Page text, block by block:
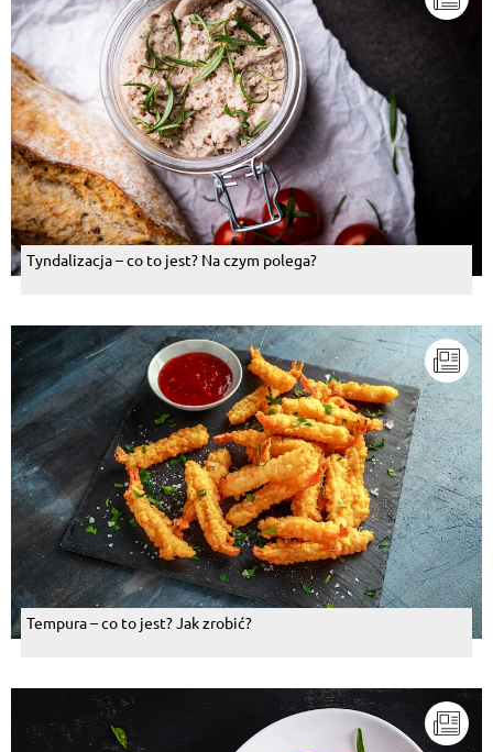
Tyndalizacja – co to jest? Na czym polega?
Tempura – co to jest? Jak zrobić?